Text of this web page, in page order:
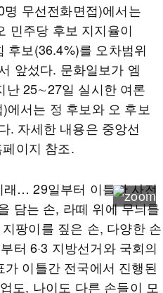
무선전화면접)에서는
민주당 후보 지지율이
후보(36.4%)를 오차범위
앞섰다. 문화일보가 엠
난 25∼27일 실시한 여론
에서는 정 후보와 오 후보
. 자세한 내용은 중앙선
이지 참조.